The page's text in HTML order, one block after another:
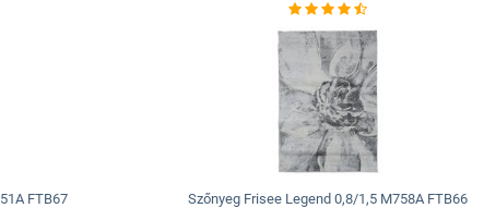
FTB67 Szőnyeg Frisee Legend 0,8/1,5 M758A FTB66